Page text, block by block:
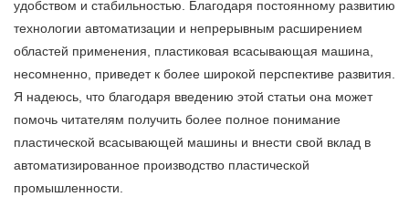
удобством и стабильностью. Благодаря постоянному развитию
технологии автоматизации и непрерывным расширением
областей применения, пластиковая всасывающая машина,
несомненно, приведет к более широкой перспективе развития.
Я надеюсь, что благодаря введению этой статьи она может
помочь читателям получить более полное понимание
пластической всасывающей машины и внести свой вклад в
автоматизированное производство пластической
промышленности.